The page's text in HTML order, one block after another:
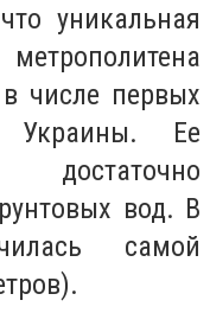
уникальная
числе первых
Украины. Ее
достаточно
вод. В
самой